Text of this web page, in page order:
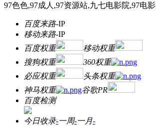
97色色,97成人,97资源站,九七电影院,97电
百度来路-IP
移动来路-IP
百度权重
移动权重
搜狗权重
360权重
必应权重
头条权重
神马权重
谷歌PR
百度检测
今日收录-一周-一月-